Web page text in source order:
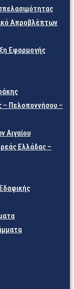
Απροβλέπτων
Εφαρμογής
– Πελοποννήσου –
Αιγαίου
Ελλάδας –